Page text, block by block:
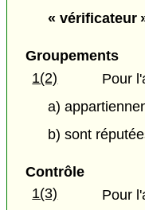
« vérificateur
Groupements
1(2)
Pour
a)
b) sont
Contrôle
1(3)
Pour